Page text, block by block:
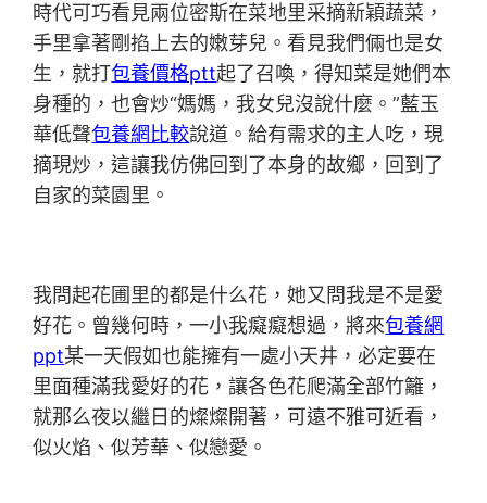
時代可巧看見兩位密斯在菜地里采摘新穎蔬菜，
手里拿著剛掐上去的嫩芽兒。看見我們倆也是女
生，就打包養價格ptt起了召喚，得知菜是她們本
身種的，也會炒“媽媽，我女兒沒說什麼。”藍玉
華低聲包養網比較說道。給有需求的主人吃，現
摘現炒，這讓我仿佛回到了本身的故鄉，回到了
自家的菜園里。
我問起花圃里的都是什么花，她又問我是不是愛
好花。曾幾何時，一小我癡癡想過，將來包養網
ppt某一天假如也能擁有一處小天井，必定要在
里面種滿我愛好的花，讓各色花爬滿全部竹籬，
就那么夜以繼日的燦燦開著，可遠不雅可近看，
似火焰、似芳華、似戀愛。